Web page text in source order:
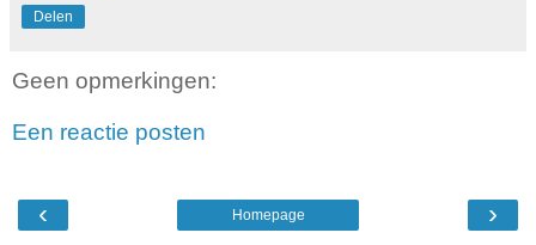
Delen
Geen opmerkingen:
Een reactie posten
‹ ›
Homepage